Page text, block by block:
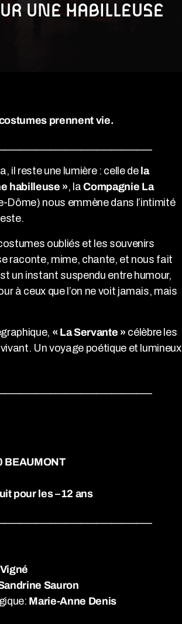
UNE HABILLEUSE
prennent vie.
il reste une lumière : celle de la
habilleuse », laCompagnie La
Dôme) nous emmène dans l’intimité
oubliés et les souvenirs
raconte, mime, chante, et nous fait
un instant suspendu entre humour,
à ceux que l’on ne voit jamais, mais
« La Servante »célèbre les
Un voyage poétique et lumineux
BEAUMONT
pour les –12 ans
Sauron
Marie-Anne Denis